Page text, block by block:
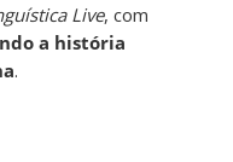
Live, com
a história
.